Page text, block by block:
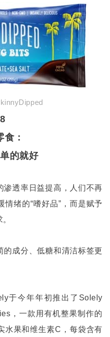
食：
的就好
渗透率日益提高，人们不再
绪的“嗜好品”，而是赋予
成分、低糖和清洁标签更
于今年年初推出了 Solely
，一款用有机整果制作的
水果和维生素C ，每袋含有